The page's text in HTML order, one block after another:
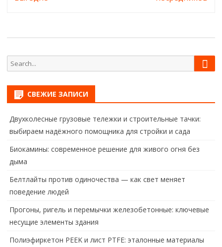
Search
for:
СВЕЖИЕ ЗАПИСИ
Двухколесные грузовые тележки и строительные тачки:
выбираем надёжного помощника для стройки и сада
Биокамины: современное решение для живого огня без
дыма
Белтлайты против одиночества — как свет меняет
поведение людей
Прогоны, ригель и перемычки железобетонные: ключевые
несущие элементы здания
Полиэфиркетон PEEK и лист PTFE: эталонные материалы